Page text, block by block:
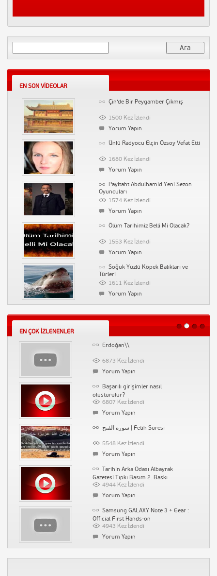
EN SON VIDEOLAR
Çin’de Bir Peygamber Çıkmış
1500 Kez İzlendi
Yorum Yapın
Ünlü Radyocu Elçin Özsoy Vefat Etti
1680 Kez İzlendi
Yorum Yapın
Payitaht Abdulhamid Yeni Sezon
Oyuncuları
1574 Kez İzlendi
Yorum Yapın
Ölüm Tarihimiz Belli Mi Olacak?
1553 Kez İzlendi
Yorum Yapın
Soğuk Yüzlü Köpek Balıkları ve
Türleri
1611 Kez İzlendi
Yorum Yapın
Cevri Kalfa
1529 Kez İzlendi
Yorum Yapın
Gazeteci Sabahattin Önkibar
Biyografi
Yorum Yapın
Saç Neden Yağlanır
Yorum Yapın
Sosyal Medyadan İndirim Kuponları
Kazanın
Yorum Yapın
Su Kaçağı Tespiti İstanbul Ak Tesisat
Yorum Yapın
EN ÇOK İZLENENLER
Samsung Note 3 Tanıtım
1 Yorum
İşler Güçler 41. Bölüm Full Tek
3792 Kez İzlendi
Yorum Yapın
Başçalan Marşı
3718 Kez İzlendi
Tatar Ramazan Dizi Müziği –
Hüzün (Kalp Ağrısı)
153041 Kez İzlendi
Tarihin Arka Odası-17 Mart 2012-
Büyücülük Tarihi
90204 Kez İzlendi
Diversity Derneği – Farklılık
Derneği
89724 Kez İzlendi
Vaka-i Vakvakiye (Çınar Vakası)
71306 Kez İzlendi
Tarihin Arka Odası-Emine
53206 Kez İzlendi
Erdoğan\\
6873 Kez İzlendi
Yorum Yapın
Başarılı girişimler nasıl
oluşturulur?
6807 Kez İzlendi
Yorum Yapın
سورة الفتح | Fetih Suresi
5548 Kez İzlendi
Yorum Yapın
Tarihin Arka Odası Albayrak
Gazetesi Tıpkı Basım 2. Baskı
4944 Kez İzlendi
Yorum Yapın
Samsung GALAXY Note 3 + Gear :
Official First Hands-on
4943 Kez İzlendi
Yorum Yapın
Sahneler :D HQ